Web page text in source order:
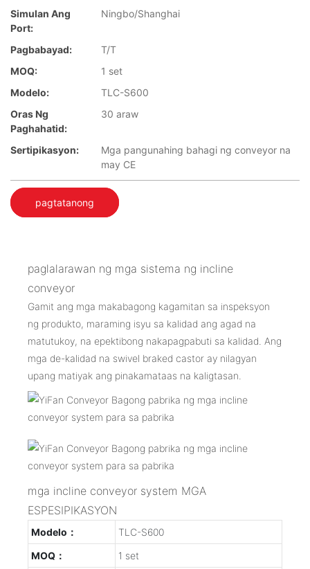
Simulan Ang
Port:
Ningbo/Shanghai
Pagbabayad:
T/T
MOQ:
1 set
Modelo:
TLC-S600
Oras Ng
Paghahatid:
30 araw
Sertipikasyon:
Mga pangunahing bahagi ng conveyor na
may CE
pagtatanong
paglalarawan ng mga sistema ng incline
conveyor
Gamit ang mga makabagong kagamitan sa inspeksyon
ng produkto, maraming isyu sa kalidad ang agad na
matutukoy, na epektibong nakapagpabuti sa kalidad. Ang
mga de-kalidad na swivel braked castor ay nilagyan
upang matiyak ang pinakamataas na kaligtasan.
mga incline conveyor system MGA
ESPESIPIKASYON
Modelo：
TLC-S600
MOQ：
1 set